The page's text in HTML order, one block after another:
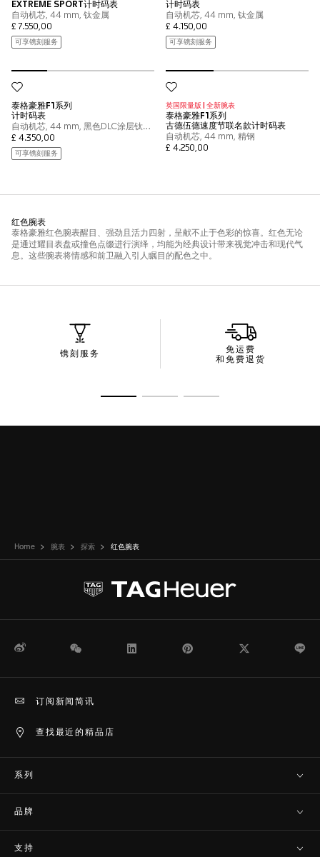
镌刻服务
免运费
和免费退货
Home 腕表 探索 红色腕表
微博 WeChat Pinterest
查找最近的精品店
订阅新闻简讯
系列
品牌
支持